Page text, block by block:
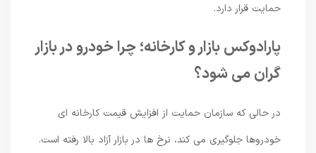
حمایت قرار دارد.
پارادوکس بازار و کارخانه؛ چرا خودرو در بازار
گران می شود؟
در حالی که سازمان حمایت از افزایش قیمت کارخانه ای
خودروها جلوگیری می کند، نرخ ها در بازار آزاد بالا رفته است.